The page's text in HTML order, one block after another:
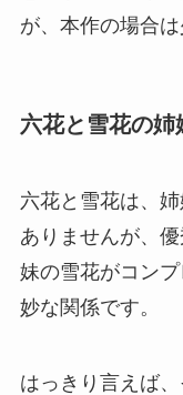
が、本作の場合は
六花と雪花の姉
六花と雪花は、
ありませんが、
妹の雪花がコン
妙な関係です。
はっきり言えば